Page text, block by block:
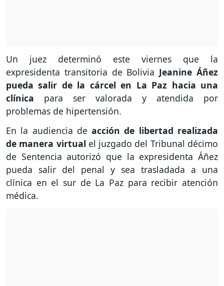
Un juez determinó este viernes que la
expresidenta transitoria de Bolivia Jeanine Áñez
pueda salir de la cárcel en La Paz hacia una
clínica para ser valorada y atendida por
problemas de hipertensión.
En la audiencia de acción de libertad realizada
de manera virtual el juzgado del Tribunal décimo
de Sentencia autorizó que la expresidenta Áñez
pueda salir del penal y sea trasladada a una
clínica en el sur de La Paz para recibir atención
médica.